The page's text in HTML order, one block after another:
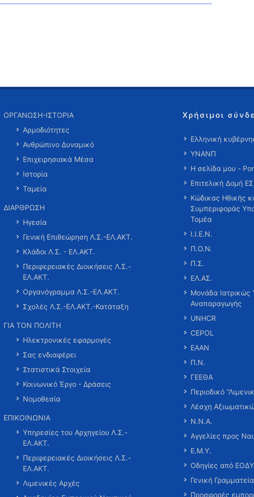
ΟΡΓΑΝΩΣΗ-ΙΣΤΟΡΙΑ
Αρμοδιότητες
Ανθρώπινο Δυναμικό
Επιχειρησιακά Μέσα
Ιστορία
Ταμεία
ΔΙΑΡΘΡΩΣΗ
Ηγεσία
Γενική Επιθεώρηση Λ.Σ.-ΕΛ.ΑΚΤ.
Κλάδοι Λ.Σ. - ΕΛ.ΑΚΤ.
Περιφερειακές Διοικήσεις Λ.Σ.-
ΕΛ.ΑΚΤ.
Οργανόγραμμα Λ.Σ.-ΕΛ.ΑΚΤ.
Σχολές Λ.Σ.-ΕΛ.ΑΚΤ.-Κατάταξη
ΓΙΑ ΤΟΝ ΠΟΛΙΤΗ
Ηλεκτρονικές εφαρμογές
Σας ενδιαφέρει
Στατιστικά Στοιχεία
Κοινωνικό Έργο - Δράσεις
Νομοθεσία
ΕΠΙΚΟΙΝΩΝΙΑ
Υπηρεσίες του Αρχηγείου Λ.Σ.-
ΕΛ.ΑΚΤ.
Περιφερειακές Διοικήσεις Λ.Σ.-
ΕΛ.ΑΚΤ.
Λιμενικές Αρχές
Χρήσιμοι
Ελληνική
ΥΝΑΝΠ
Η σελίδα μου -
Επιτελική Δομή
Κώδικας Ηθικής
Συμπεριφοράς
Τομέα
Ι.Ι.Ε.Ν.
Π.Ο.Ν.
Π.Σ.
ΕΛ.ΑΣ.
Μονάδα Ιατρικώς
Αναπαραγωγής
UNHCR
CEPOL
ΕΑΑΝ
Π.Ν.
ΓΕΕΘΑ
Περιοδικό
Λέσχη
Ν.Ν.Α.
Αγγελίες προς
Ε.Μ.Υ.
Οδηγίες από
Γενική
Προσφορές